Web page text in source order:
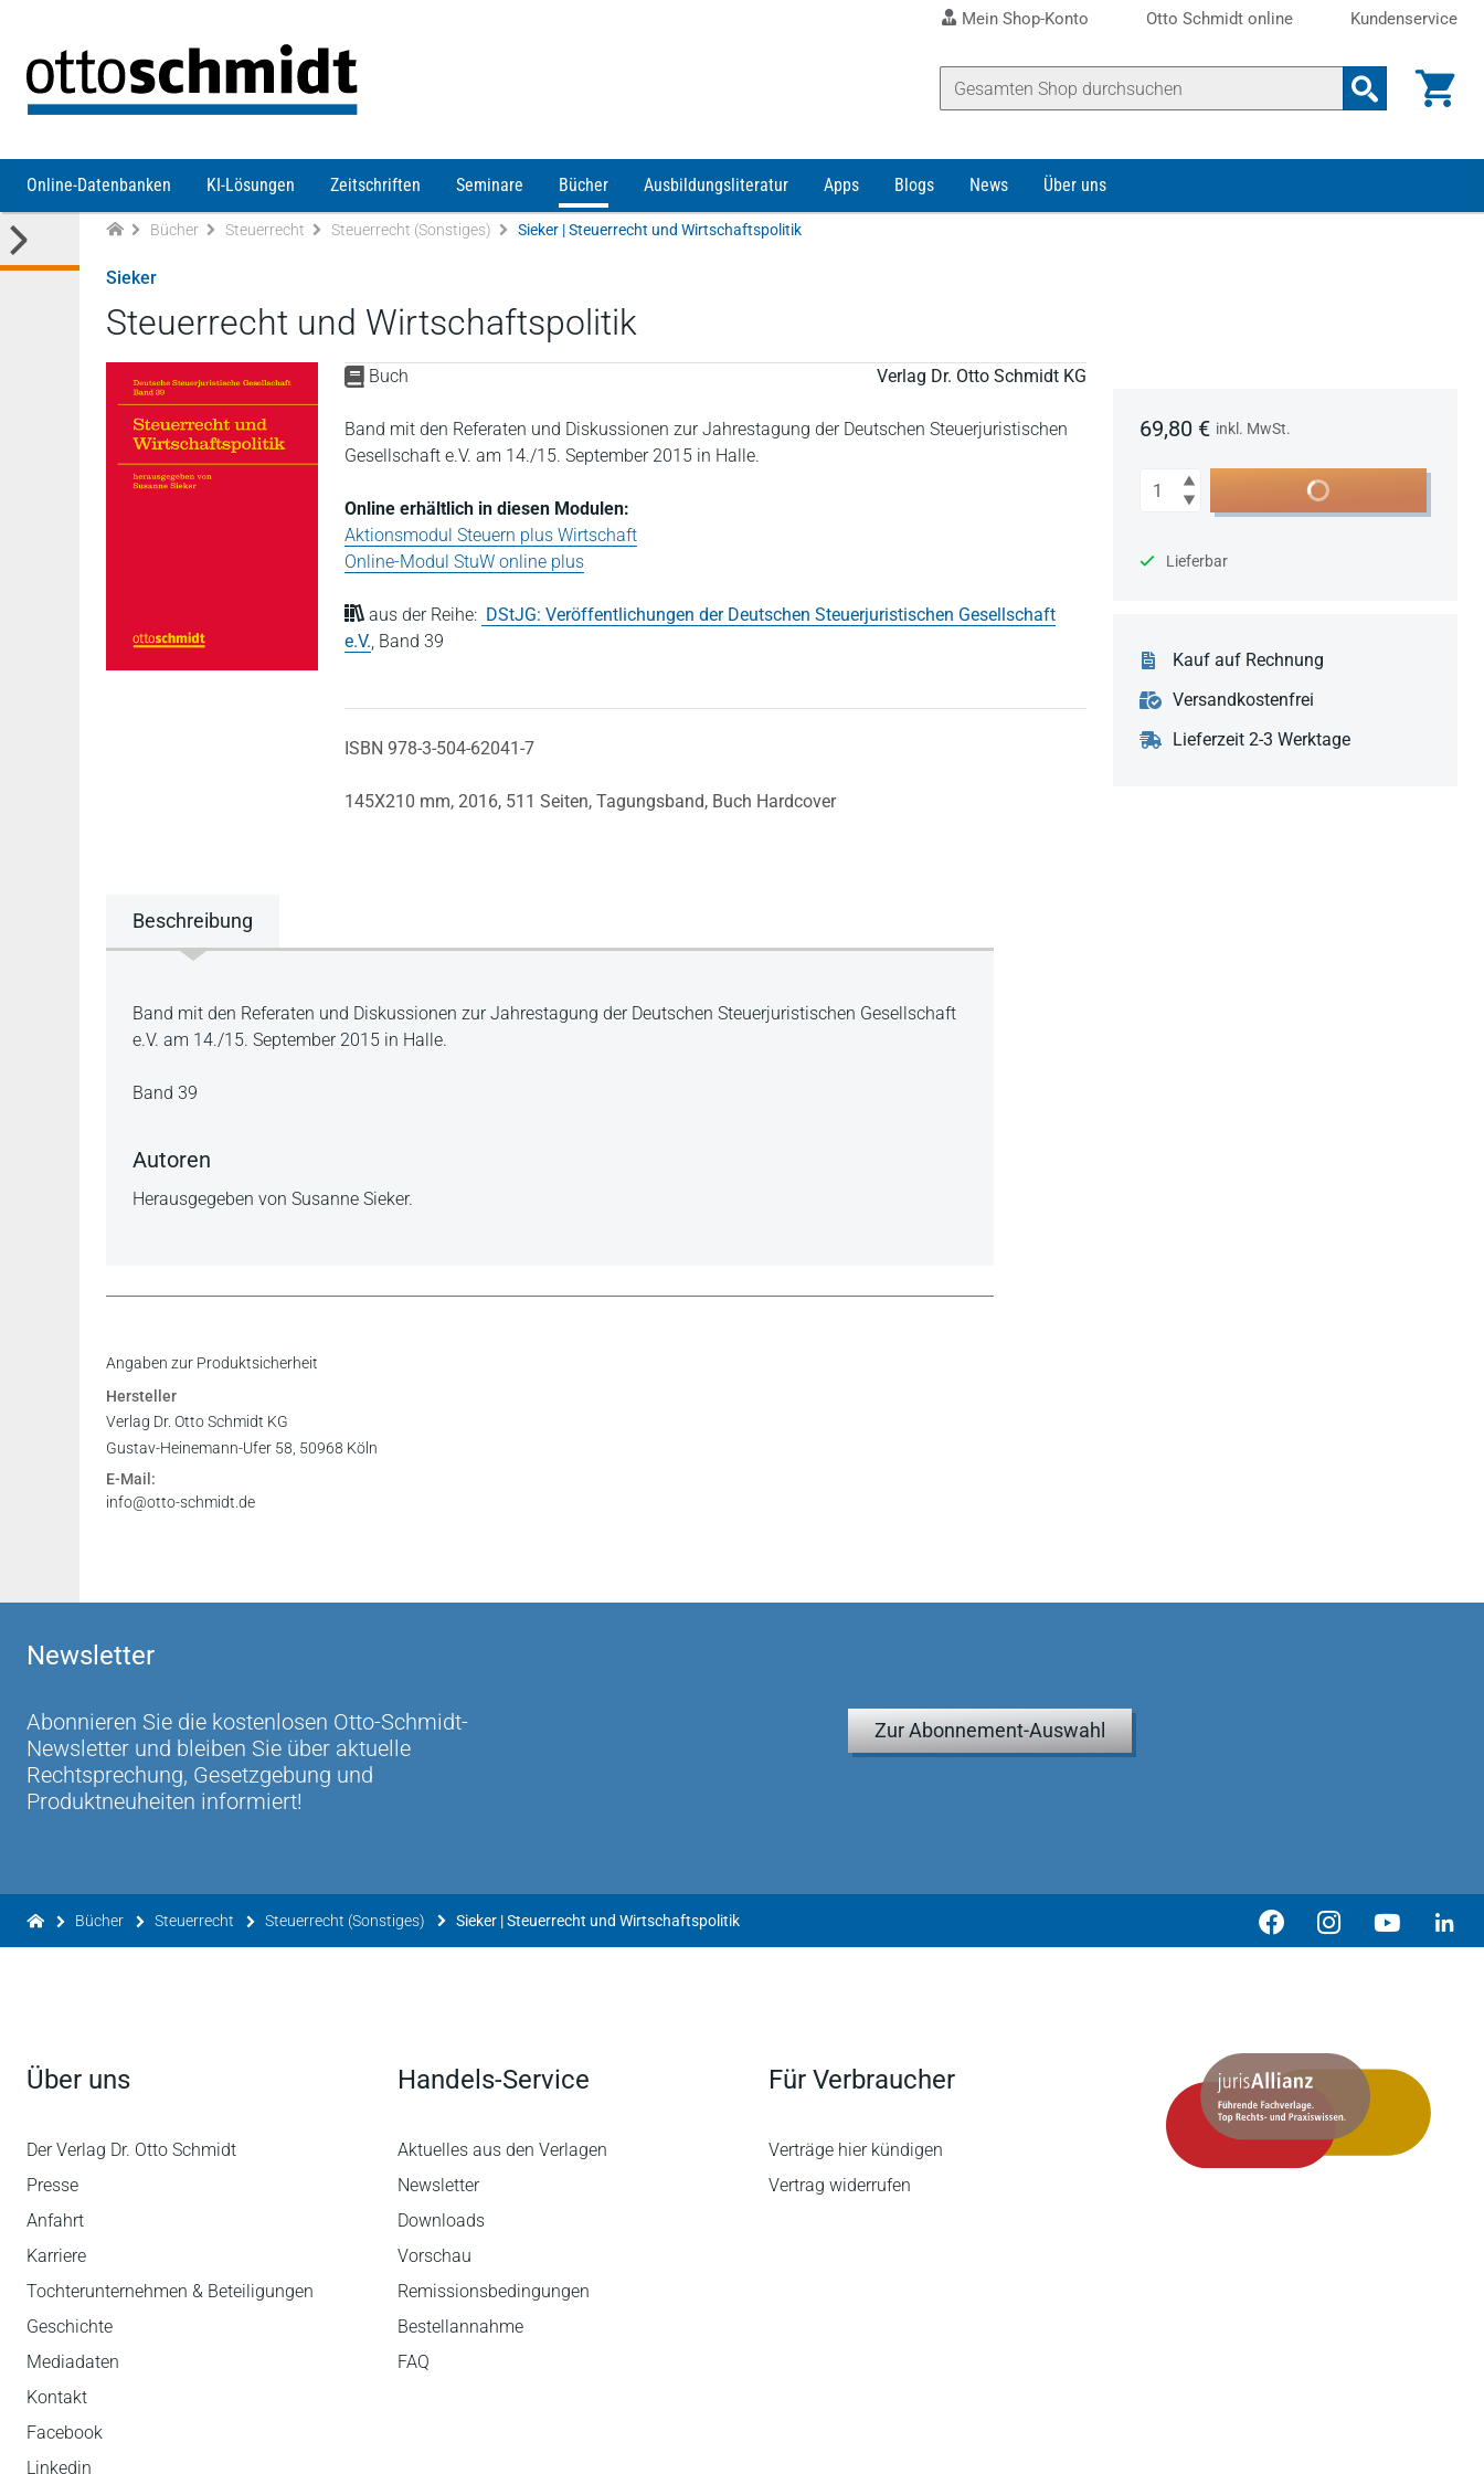
Mein Shop-Konto Otto Schmidt online Kundenservice
Online-Datenbanken KI-Lösungen Zeitschriften Seminare Bücher Ausbildungsliteratur Apps Blogs News Über uns
Bücher Steuerrecht Steuerrecht (Sonstiges) Sieker | Steuerrecht und Wirtschaftspolitik
Sieker
Steuerrecht und Wirtschaftspolitik
Buch Verlag Dr. Otto Schmidt KG
Band mit den Referaten und Diskussionen zur Jahrestagung der Deutschen Steuerjuristischen
Gesellschaft e.V. am 14./15. September 2015 in Halle.
Online erhältlich in diesen Modulen:
Aktionsmodul Steuern plus Wirtschaft
Online-Modul StuW online plus
aus der Reihe: DStJG: Veröffentlichungen der Deutschen Steuerjuristischen Gesellschaft
e.V., Band 39
ISBN 978-3-504-62041-7
145X210 mm, 2016, 511 Seiten, Tagungsband, Buch Hardcover
69,80 € inkl. MwSt.
Anzahl In den Warenkorb
Lieferbar
Kauf auf Rechnung
Versandkostenfrei
Lieferzeit 2-3 Werktage
Beschreibung
Beschreibung
Band mit den Referaten und Diskussionen zur Jahrestagung der Deutschen Steuerjuristischen Gesellschaft
e.V. am 14./15. September 2015 in Halle.
Band 39
Autoren
Herausgegeben von Susanne Sieker.
Angaben zur Produktsicherheit
Hersteller
Verlag Dr. Otto Schmidt KG
Gustav-Heinemann-Ufer 58, 50968 Köln
E-Mail:
info@otto-schmidt.de
Newsletter
Abonnieren Sie die kostenlosen Otto-Schmidt-
Newsletter und bleiben Sie über aktuelle
Rechtsprechung, Gesetzgebung und
Produktneuheiten informiert!
Zur Abonnement-Auswahl
Bücher Steuerrecht Steuerrecht (Sonstiges) Sieker | Steuerrecht und Wirtschaftspolitik
Über uns
Der Verlag Dr. Otto Schmidt
Presse
Anfahrt
Karriere
Tochterunternehmen & Beteiligungen
Geschichte
Mediadaten
Kontakt
Facebook
Linkedin
Handels-Service
Aktuelles aus den Verlagen
Newsletter
Downloads
Vorschau
Remissionsbedingungen
Bestellannahme
FAQ
Für Verbraucher
Verträge hier kündigen
Vertrag widerrufen